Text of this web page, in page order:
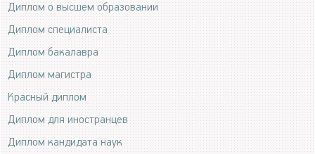
Диплом о высшем образовании
Диплом специалиста
Диплом бакалавра
Диплом магистра
Красный диплом
Диплом для иностранцев
Диплом кандидата наук